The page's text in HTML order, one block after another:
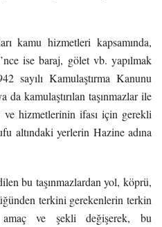
kamu hizmetleri kapsamında,
ise baraj, gölet vb. yapılmak
sayılı Kamulaştırma Kanunu
da kamulaştırılan taşınmazlar ile
hizmetlerinin ifası için gerekli
altındaki yerlerin Hazine adına
bu taşınmazlardan yol, köprü,
terkini gerekenlerin terkin
ve şekli değişerek, bu